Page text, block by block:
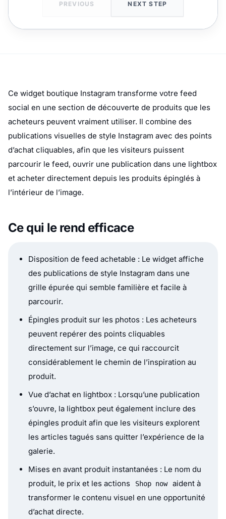
Ce widget boutique Instagram transforme votre feed
social en une section de découverte de produits que les
acheteurs peuvent vraiment utiliser. Il combine des
publications visuelles de style Instagram avec des points
d’achat cliquables, afin que les visiteurs puissent
parcourir le feed, ouvrir une publication dans une lightbox
et acheter directement depuis les produits épinglés à
l’intérieur de l’image.
Ce qui le rend efficace
Disposition de feed achetable : Le widget affiche
des publications de style Instagram dans une
grille épurée qui semble familière et facile à
parcourir.
Épingles produit sur les photos : Les acheteurs
peuvent repérer des points cliquables
directement sur l’image, ce qui raccourcit
considérablement le chemin de l’inspiration au
produit.
Vue d’achat en lightbox : Lorsqu’une publication
s’ouvre, la lightbox peut également inclure des
épingles produit afin que les visiteurs explorent
les articles tagués sans quitter l’expérience de la
galerie.
Mises en avant produit instantanées : Le nom du
produit, le prix et les actions
Shop now
aident à
transformer le contenu visuel en une opportunité
d’achat directe.